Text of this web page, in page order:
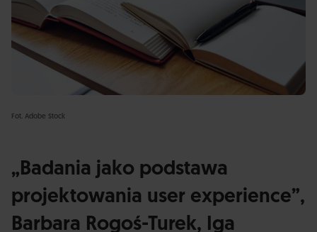
Fot. Adobe Stock
„Badania jako podstawa
projektowania user experience”,
Barbara Rogoś-Turek, Iga